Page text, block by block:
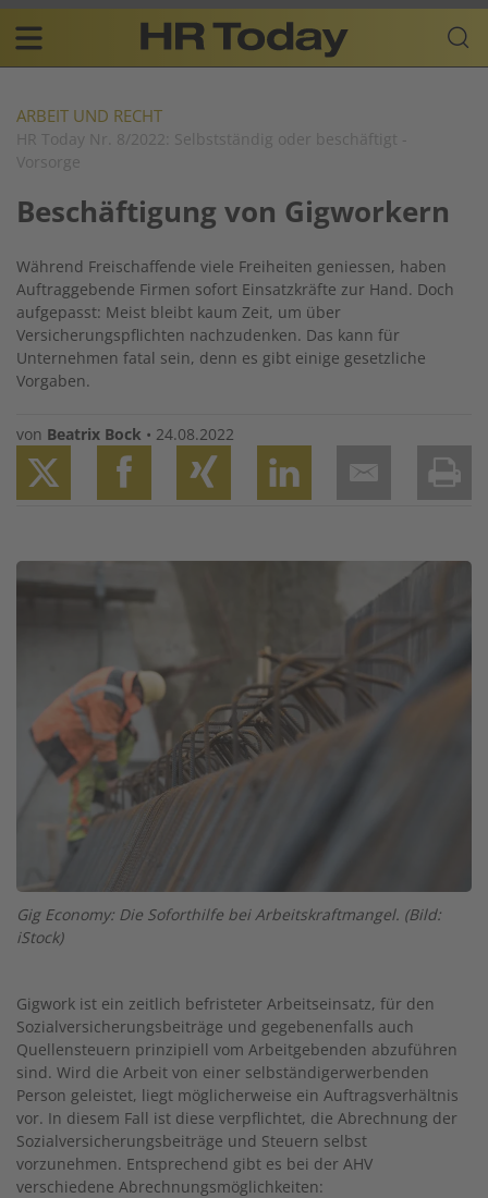
Skip
content
Plattform
für
Resources
navigation
DE
ARBEIT UND RECHT
HR Today Nr. 8/2022: Selbstständig oder beschäftigt -
Vorsorge
Beschäftigung von Gigworkern
Während Freischaffende viele Freiheiten geniessen, haben
Auftraggebende Firmen sofort Einsatzkräfte zur Hand. Doch
aufgepasst: Meist bleibt kaum Zeit, um über
Versicherungspflichten nachzudenken. Das kann für
Unternehmen fatal sein, denn es gibt einige gesetzliche
Vorgaben.
von Beatrix Bock • 24.08.2022
Gig Economy: Die Soforthilfe bei Arbeitskraftmangel. (Bild:
iStock)
Gigwork ist ein zeitlich befristeter Arbeitseinsatz, für den
Sozialversicherungsbeiträge und gegebenenfalls auch
Quellensteuern prinzipiell vom Arbeitgebenden abzuführen
sind. Wird die Arbeit von einer selbständigerwerbenden
Person geleistet, liegt möglicherweise ein Auftragsverhältnis
vor. In diesem Fall ist diese verpflichtet, die Abrechnung der
Sozialversicherungsbeiträge und Steuern selbst
vorzunehmen. ­Entsprechend gibt es bei der AHV
verschiedene Abrechnungsmöglichkeiten: